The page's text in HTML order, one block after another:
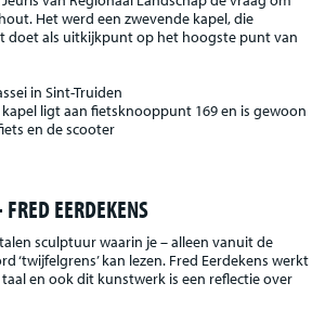
Het werd een zwevende kapel, die
doet als uitkijkpunt op het hoogste punt van
in Sint-Truiden
kapel ligt aan fietsknooppunt 169 en is gewoon
en de scooter
EERDEKENS
sculptuur waarin je – alleen vanuit de
‘twijfelgrens’ kan lezen. Fred Eerdekens werkt
en ook dit kunstwerk is een reflectie over